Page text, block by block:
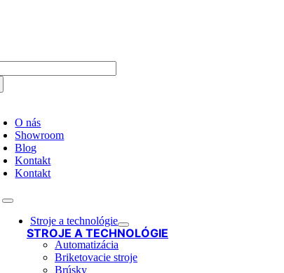
O nás
Showroom
Blog
Kontakt
Kontakt
Toggle
NavigationStroje a technológie
STROJE A TECHNOLÓGIE
Automatizácia
Briketovacie stroje
Brúsky